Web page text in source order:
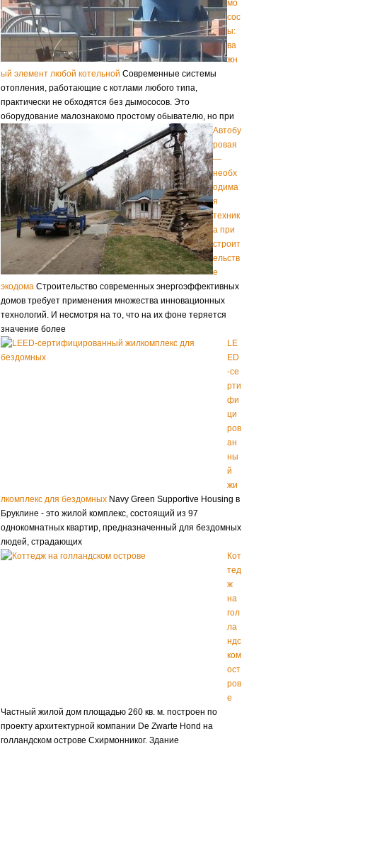
мо
сос
ы:
ва
жн
ый элемент любой котельной Современные системы
отопления, работающие с котлами любого типа,
практически не обходятся без дымососов. Это
оборудование малознакомо простому обывателю, но при
Автобу
ровая
—
необх
одима
я
техник
а при
строит
ельств
е
экодома Строительство современных энергоэффективных
домов требует применения множества инновационных
технологий. И несмотря на то, что на их фоне теряется
значение более
LE
ED
-се
рти
фи
ци
ров
ан
ны
й
жи
лкомплекс для бездомных Navy Green Supportive Housing в
Бруклине - это жилой комплекс, состоящий из 97
однокомнатных квартир, предназначенный для бездомных
людей, страдающих
Кот
тед
ж
на
гол
ла
ндс
ком
ост
ров
е
Частный жилой дом площадью 260 кв. м. построен по
проекту архитектурной компании De Zwarte Hond на
голландском острове Схирмонниког. Здание